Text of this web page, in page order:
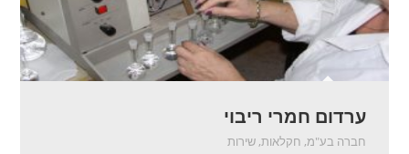
ערדום חמרי ריבוי
חברה בע"מ, חקלאות, שירות